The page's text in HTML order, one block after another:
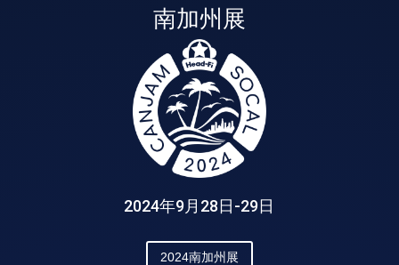
南加州展
2024年9月28日-29日
2024南加州展